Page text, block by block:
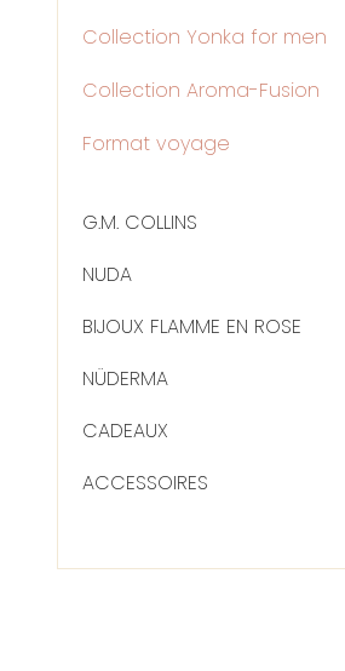
Collection Yonka for men
Collection Aroma-Fusion
Format voyage
G.M. COLLINS
NUDA
BIJOUX FLAMME EN ROSE
NÜDERMA
CADEAUX
ACCESSOIRES